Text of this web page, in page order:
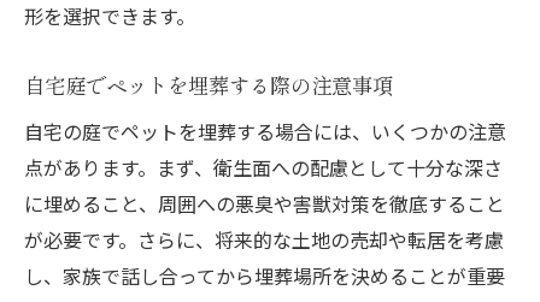
形を選択できます。
自宅庭でペットを埋葬する際の注意事項
自宅の庭でペットを埋葬する場合には、いくつかの注意
点があります。まず、衛生面への配慮として十分な深さ
に埋めること、周囲への悪臭や害獣対策を徹底すること
が必要です。さらに、将来的な土地の売却や転居を考慮
し、家族で話し合ってから埋葬場所を決めることが重要